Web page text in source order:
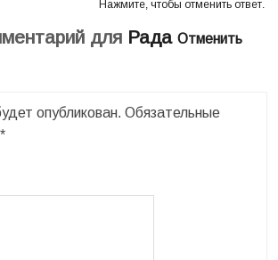
Нажмите, чтобы отменить ответ.
для Рада Отменить
опубликован. Обязательные
*